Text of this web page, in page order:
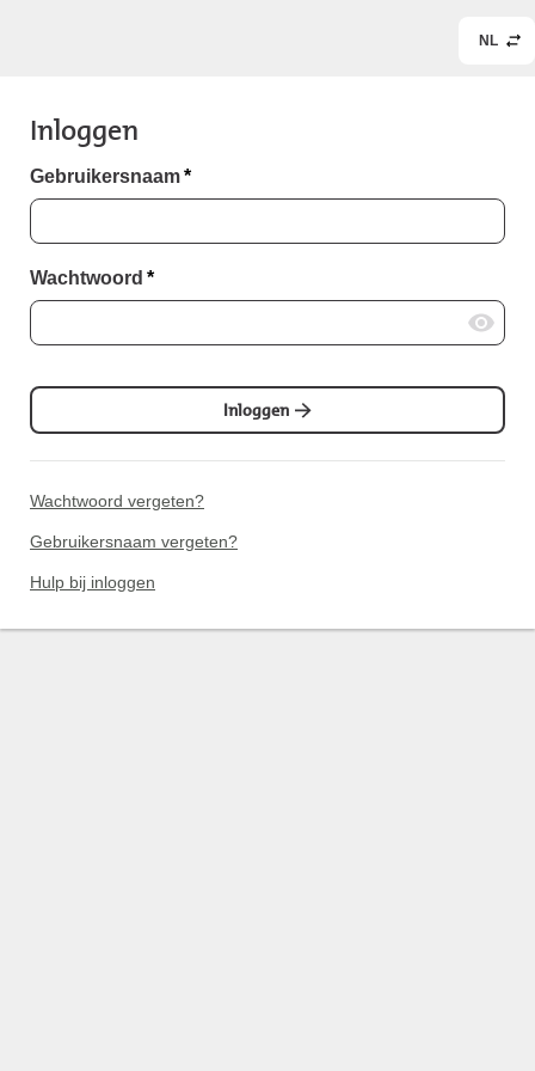
NL
Inloggen
Gebruikersnaam*
Wachtwoord *
Inloggen
Wachtwoord vergeten?
Gebruikersnaam vergeten?
Hulp bij inloggen